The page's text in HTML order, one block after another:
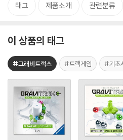
태그 제품소개 관련분류
이 상품의 태그
#그래비트랙스 #트랙게임 #기초